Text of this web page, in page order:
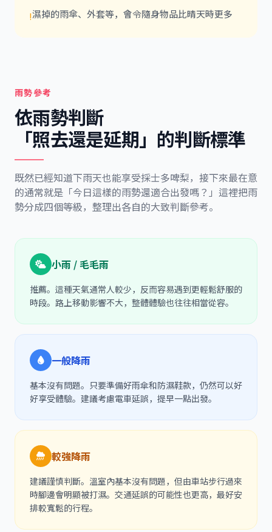
!濕掉的雨傘、外套等，會令隨身物品比晴天時更多
雨勢參考
依雨勢判斷
「照去還是延期」的判斷標準
既然已經知道下雨天也能享受採士多啤梨，接下來最在意
的通常就是「今日這樣的雨勢還適合出發嗎？」這裡把雨
勢分成四個等級，整理出各自的大致判斷參考。
小雨 / 毛毛雨
推薦。這種天氣通常人較少，反而容易遇到更輕鬆舒服的
時段。路上移動影響不大，整體體驗也往往相當從容。
一般降雨
基本沒有問題。只要準備好雨傘和防濕鞋款，仍然可以好
好享受體驗。建議考慮電車延誤，提早一點出發。
較強降雨
建議謹慎判斷。溫室內基本沒有問題，但由車站步行過來
時腳邊會明顯被打濕。交通延誤的可能性也更高，最好安
排較寬鬆的行程。